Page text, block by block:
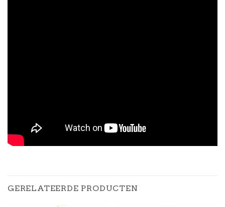
GERELATEERDE PRODUCTEN